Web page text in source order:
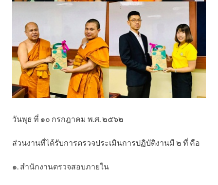
วันพุธ ที่ ๑๐ กรกฎาคม พ.ศ. ๒๕๖๒
ส่วนงานที่ได้รับการตรวจประเมินการปฏิบัติงานมี ๒ ที่ คือ
๑. สำนักงานตรวจสอบภายใน